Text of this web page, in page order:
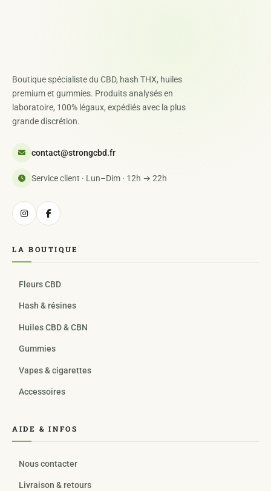
Boutique spécialiste du CBD, hash THX, huiles
premium et gummies. Produits analysés en
laboratoire, 100% légaux, expédiés avec la plus
grande discrétion.
contact@strongcbd.fr
Service client · Lun–Dim · 12h → 22h
LA BOUTIQUE
Fleurs CBD
Hash & résines
Huiles CBD & CBN
Gummies
Vapes & cigarettes
Accessoires
AIDE & INFOS
Nous contacter
Livraison & retours